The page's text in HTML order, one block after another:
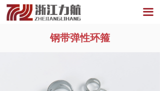
끀
钢带弹性环箍